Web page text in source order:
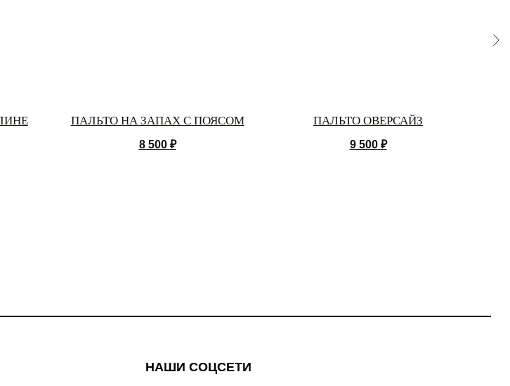
ПАЛЬТО НА ЗАПАХ С ПОЯСОМ
8 500 ₽
ПАЛЬТО ОВЕРСАЙЗ
9 500 ₽
НАШИ СОЦСЕТИ